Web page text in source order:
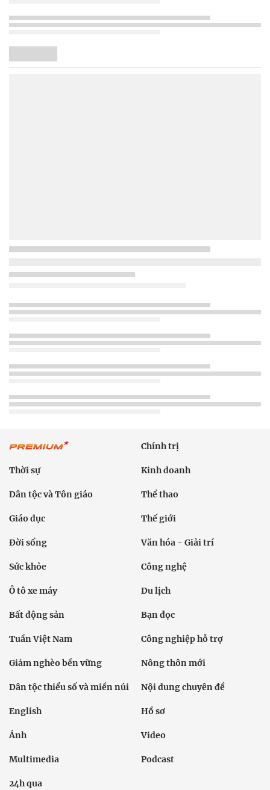
Chính trị
Thời sự Kinh doanh
Dân tộc và Tôn giáo Thể thao
Giáo dục Thế giới
Đời sống Văn hóa - Giải trí
Sức khỏe Công nghệ
Ô tô xe máy Du lịch
Bất động sản Bạn đọc
Tuần Việt Nam Công nghiệp hỗ trợ
Giảm nghèo bền vững Nông thôn mới
Dân tộc thiểu số và miền núi Nội dung chuyên đề
English Hồ sơ
Ảnh Video
Multimedia Podcast
24h qua